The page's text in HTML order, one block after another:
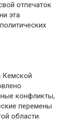
отпечаток
эта
Кемской
конфликты,
перемены
области.